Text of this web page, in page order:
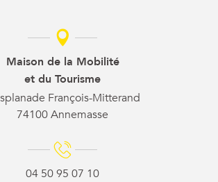
Maison de la Mobilité
et du Tourisme
François-Mitterand
74100 Annemasse
04 50 95 07 10